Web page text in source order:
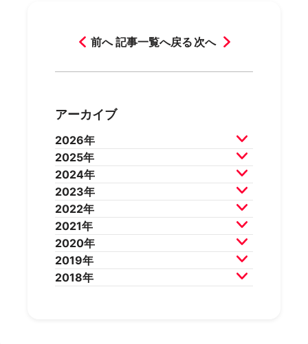
前へ 記事一覧へ戻る 次へ
アーカイブ
2026年
2026年7月 2026年6月
2026年5月 2026年4月
2026年3月 2026年2月
2025年
2025年12月2025年11月
2025年10月2025年9月
2025年8月 2025年7月
2025年6月
2025年4月
2025年2月
2024年
2024年12月2024年11月
2024年10月2024年9月
2024年8月 2024年7月
2024年6月
2024年4月
2024年2月
2023年
2023年12月2023年11月
2023年10月2023年9月
2023年8月 2023年7月
2023年6月
2023年4月
2022年
2022年12月2022年11月
2022年10月2022年9月
2022年8月 2022年7月
2022年6月
2021年
2021年12月2021年11月
2021年10月2021年9月
2021年8月 2021年7月
2020年
2020年12月2020年11月
2020年10月2020年9月
2019年
2019年12月2019年11月
2018年